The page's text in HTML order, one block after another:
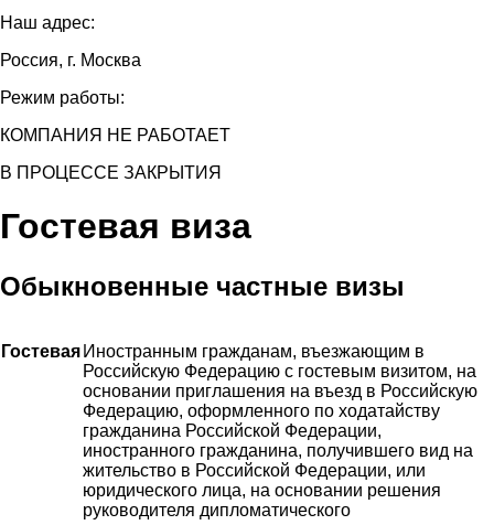
Наш адрес:
Россия, г. Москва
Режим работы:
КОМПАНИЯ НЕ РАБОТАЕТ
В ПРОЦЕССЕ ЗАКРЫТИЯ
Гостевая виза
Обыкновенные частные визы
Гостевая Иностранным гражданам, въезжающим в
Российскую Федерацию с гостевым визитом, на
основании приглашения на въезд в Российскую
Федерацию, оформленного по ходатайству
гражданина Российской Федерации,
иностранного гражданина, получившего вид на
жительство в Российской Федерации, или
юридического лица, на основании решения
руководителя дипломатического